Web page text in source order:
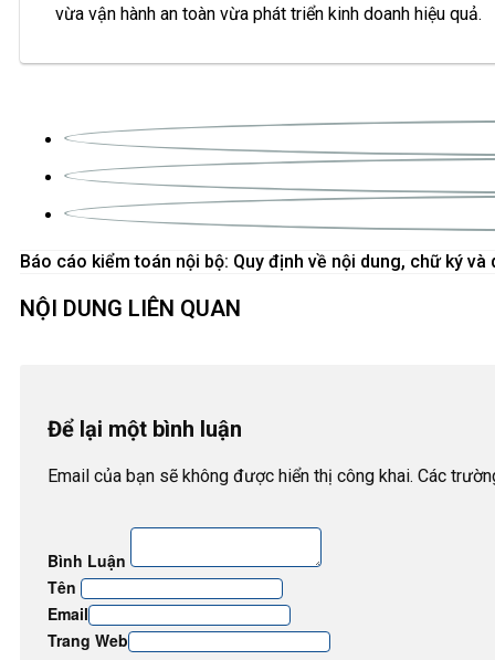
vừa vận hành an toàn vừa phát triển kinh doanh hiệu quả.
Báo cáo kiểm toán nội bộ: Quy định về nội dung, chữ ký và
NỘI DUNG LIÊN QUAN
Để lại một bình luận
Email của bạn sẽ không được hiển thị công khai. Các
Bình Luận
Tên
Email
Trang Web